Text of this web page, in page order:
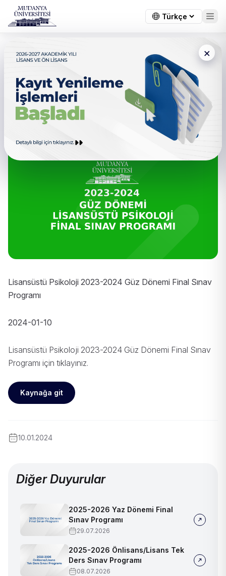
×
← Tüm duyurular
Lisansüstü Psikoloji 2023-
2024 Güz Dönemi Final Sınav
Programı
Lisansüstü Psikoloji 2023-2024 Güz Dönemi Final Sınav
Programı
2024-01-10
Lisansüstü Psikoloji 2023-2024 Güz Dönemi Final Sınav
Programı için tıklayınız.
Kaynağa git
10.01.2024
Diğer Duyurular
2025-2026 Yaz Dönemi Final
Sınav Programı
29.07.2026
2025-2026 Önlisans/Lisans Tek
Ders Sınav Programı
08.07.2026